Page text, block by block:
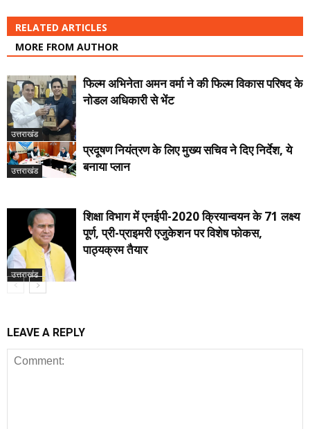
RELATED ARTICLES
MORE FROM AUTHOR
उत्तराखंड
फिल्म अभिनेता अमन वर्मा ने की फिल्म विकास परिषद के
नोडल अधिकारी से भेंट
उत्तराखंड
प्रदूषण नियंत्रण के लिए मुख्य सचिव ने दिए निर्देश, ये
बनाया प्लान
उत्तराखंड
शिक्षा विभाग में एनईपी-2020 क्रियान्वयन के 71 लक्ष्य
पूर्ण, प्री-प्राइमरी एजुकेशन पर विशेष फोकस,
पाठ्यक्रम तैयार
LEAVE A REPLY